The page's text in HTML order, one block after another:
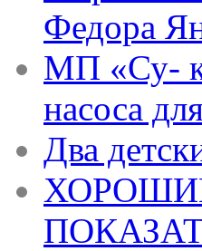
Федора
МП «Су-
насоса
Два